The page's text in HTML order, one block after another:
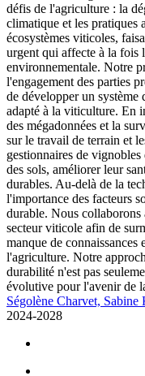
défis de l'agriculture : la
climatique et les pratiques
écosystèmes viticoles,
urgent qui affecte à la fois
environnementale. Notre
l'engagement des parties
de développer un
adapté à la viticulture. En
des mégadonnées et la
sur le travail de terrain et
gestionnaires de
des sols, améliorer leur
durables. Au-delà de la
l'importance des facteurs
durable. Nous collaborons
secteur viticole afin de
manque de connaissances
l'agriculture. Notre
durabilité n'est pas
évolutive pour l'avenir de
Ségolène Charvet, Sabine
2024-2028